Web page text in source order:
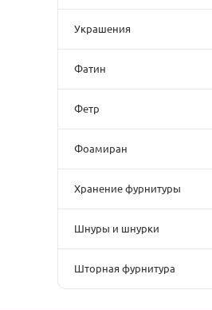
Украшения
Фатин
Фетр
Фоамиран
Хранение фурнитуры
Шнуры и шнурки
Шторная фурнитура